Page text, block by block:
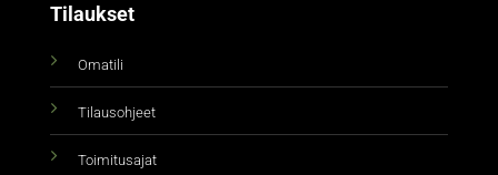
Tilaukset
Omatili
Tilausohjeet
Toimitusajat